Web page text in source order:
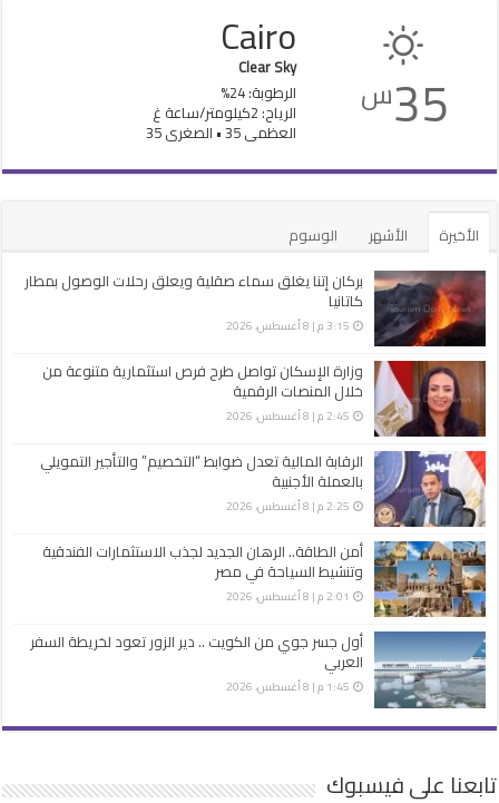
35س
Cairo
Clear Sky
الرطوبة: 24%
الرياح: 2كيلومتر/ساعة غ
العظمى 35 • الصغرى 35
الأخيرة الأشهر
الوسوم
بركان إتنا يغلق سماء صقلية ويعلق رحلات الوصول بمطار
كاتانيا
3:15 م | 8 أغسطس، 2026
وزارة الإسكان تواصل طرح فرص استثمارية متنوعة من
خلال المنصات الرقمية
2:45 م | 8 أغسطس، 2026
الرقابة المالية تعدل ضوابط “التخصيم” والتأجير التمويلي
بالعملة الأجنبية
2:25 م | 8 أغسطس، 2026
أمن الطاقة.. الرهان الجديد لجذب الاستثمارات الفندقية
وتنشيط السياحة في مصر
2:01 م | 8 أغسطس، 2026
أول جسر جوي من الكويت .. دير الزور تعود لخريطة السفر
العربي
1:45 م | 8 أغسطس، 2026
تابعنا على فيسبوك